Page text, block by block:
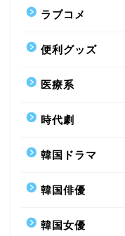
ラブコメ
便利グッズ
医療系
時代劇
韓国ドラマ
韓国俳優
韓国女優